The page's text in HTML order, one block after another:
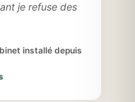
je refuse des
installé depuis